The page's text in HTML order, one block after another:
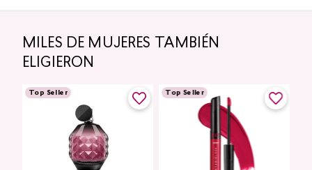
MILES DE MUJERES TAMBIÉN
ELIGIERON
Top Seller Top Seller